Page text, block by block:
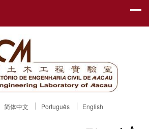
简体中文 Português English